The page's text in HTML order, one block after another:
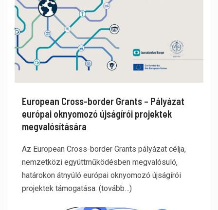
European Cross-border Grants – Pályázat
európai oknyomozó újságírói projektek
megvalósítására
Az European Cross-border Grants pályázat célja,
nemzetközi együttműködésben megvalósuló,
határokon átnyúló európai oknyomozó újságírói
projektek támogatása. (tovább…)